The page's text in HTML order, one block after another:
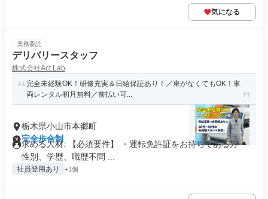
気になる
業務委託
デリバリースタッフ
株式会社Act Lab
完全未経験OK！研修充実＆日給保証あり！／車がなくてもOK！車
両レンタル初月無料／前払い可...
栃木県小山市本郷町
完全歩合制
求める人材: 【必須要件】 ・運転免許証をお持ちである方 ・
性別、学歴、職歴不問 ...
社員登用あり +1個